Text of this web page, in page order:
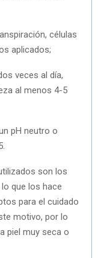
células
aplicados;
veces al día,
al menos 4-5
pH neutro o
son los
que los hace
para el cuidado
motivo, por lo
piel muy seca o